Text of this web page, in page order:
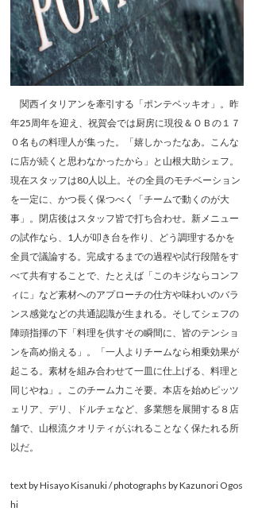
関西イタリアンを牽引する「ポンテベッキオ」。昨
年25周年を迎え、祝賀会では厨房に現役＆ＯＢの１７
０名もの料理人が集った。「嬉しかったなあ。こんな
に店が続くと思わなかったから」と山根大助シェフ。
現在スタッフは80人以上。その全員のモチベーション
を一定に、かつ長く保つべく「チームで動くのが大
事」。閉店後はスタッフ皆で打ち合わせ。新メニュー
の試作なら、1人が叩き台を作り、どう調理するかを
全員で議論する。完成するまでの過程や試行段階をす
べて共有することで、たとえば「このキジならコンフ
ィに」など素材へのアプローチの仕方や味わいのバラ
ンス感覚などの共通認識が生まれる。そしてシェフの
陣頭指揮の下「料理を供すその瞬間に、皆のテンショ
ンを高め揃える」。「一人よりチームなら相乗効果が
起こる。素材を組み合わせて一皿に仕上げる、料理と
同じやね」。このチーム力こそ要。本店を始めピッツ
ェリア、デリ、ドルチェなど、多業態を展開する８店
舗で、山根流クオリティがぶれることなく保たれる所
以だ。
text by Hisayo Kisanuki / photographs by Kazunori Ogos
hi